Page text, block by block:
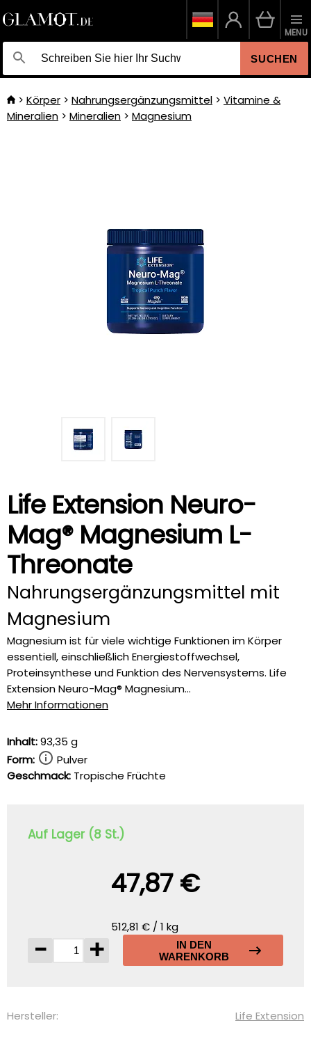
SUCHEN
MENU
Körper Nahrungsergänzungsmittel
Vitamine &
Mineralien
Mineralien Magnesium
Life Extension Neuro-
Mag® Magnesium L-
Threonate
Nahrungsergänzungsmittel mit
Magnesium
Magnesium ist für viele wichtige Funktionen im Körper
essentiell, einschließlich Energiestoffwechsel,
Proteinsynthese und Funktion des Nervensystems. Life
Extension Neuro-Mag® Magnesium...
Mehr Informationen
Inhalt:93,35 g
Form:
Pulver
Geschmack: Tropische Früchte
Auf Lager (8 St.)
47,87 €
512,81 € / 1 kg
- +
IN DEN
WARENKORB
Hersteller: Life Extension